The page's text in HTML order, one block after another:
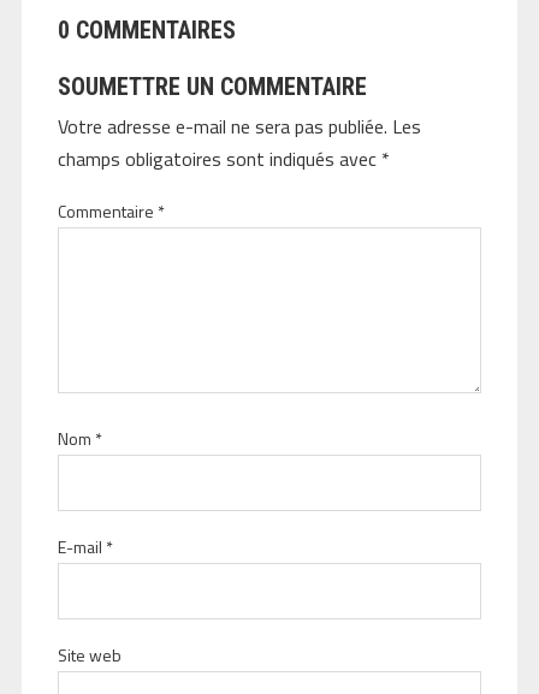
0 COMMENTAIRES
SOUMETTRE UN COMMENTAIRE
Votre adresse e-mail ne sera pas publiée. Les
champs obligatoires sont indiqués avec *
Commentaire *
Nom *
E-mail *
Site web